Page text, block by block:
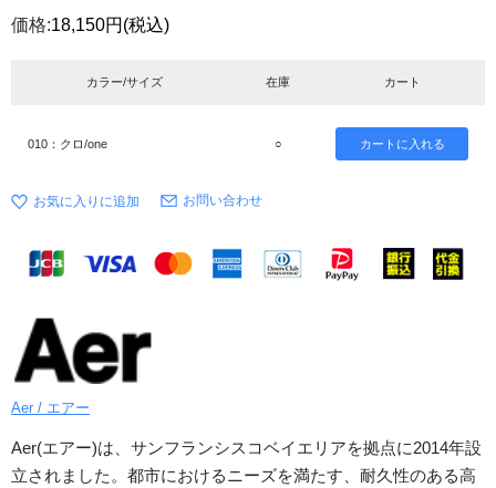
価格:18,150円 (税込)
カラー/サイズ 在庫 カート
010：クロ/one ○
お問い合わせ
Aer / エアー
Aer(エアー)は、サンフランシスコベイエリアを拠点に2014年設
立されました。都市におけるニーズを満たす、耐久性のある高